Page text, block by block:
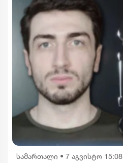
სამართალი • 7 აგვისტო 15:08